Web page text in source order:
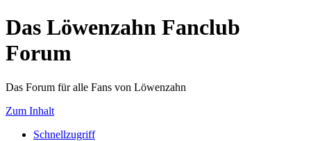
Das Löwenzahn Fanclub
Forum
Das Forum für alle Fans von Löwenzahn
Zum Inhalt
Schnellzugriff